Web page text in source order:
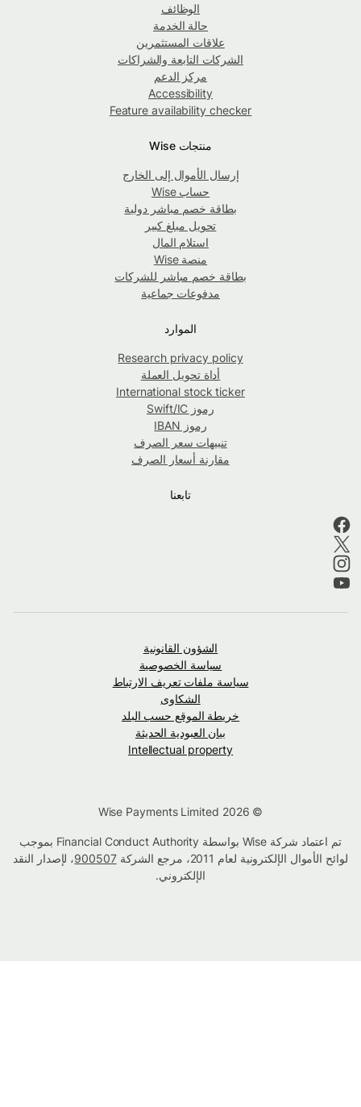
الوظائف
حالة الخدمة
علاقات المستثمرين
الشركات التابعة والشراكات
مركز الدعم
Accessibility
Feature availability checker
منتجات Wise
إرسال الأموال إلى الخارج
حساب Wise
بطاقة خصم مباشر دولية
تحويل مبلغ كبير
استلام المال
منصة Wise
بطاقة خصم مباشر للشركات
مدفوعات جماعية
الموارد
Research privacy policy
أداة تحويل العملة
International stock ticker
رموز Swift/IC
رموز IBAN
تنبيهات سعر الصرف
مقارنة أسعار الصرف
تابعنا
الشؤون القانونية
سياسة الخصوصية
سياسة ملفات تعريف الارتباط
الشكاوى
خريطة الموقع حسب البلد
بيان العبودية الحديثة
Intellectual property
تم اعتماد شركة Wise بواسطة Financial Conduct Authority بموجب
لوائح الأموال الإلكترونية لعام 2011، مرجع الشركة
900507، لإصدار النقد
الإلكتروني.